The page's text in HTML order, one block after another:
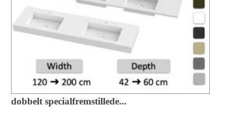
dobbelt specialfremstillede...